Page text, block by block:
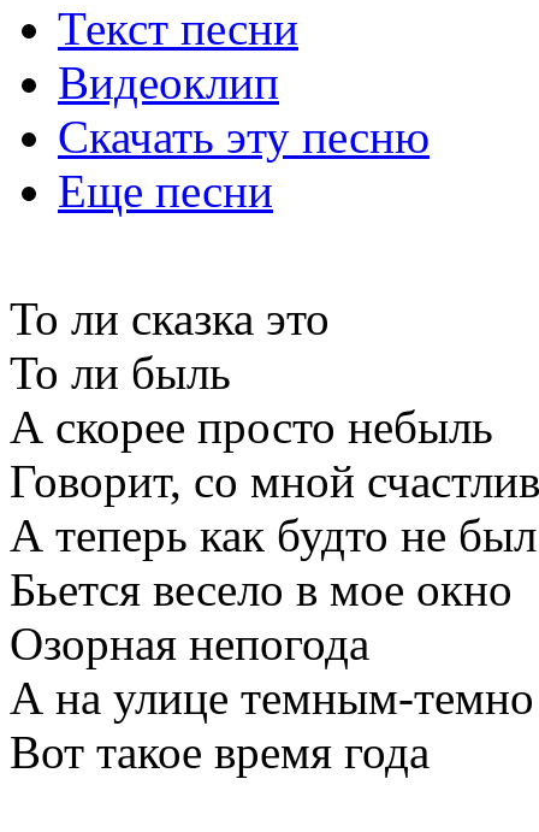
Текст песни
Видеоклип
Скачать эту песню
Еще песни
То ли сказка это
То ли быль
А скорее просто небыль
Говорит, со мной
А теперь как будто не был
Бьется весело в мое окно
Озорная непогода
А на улице темным-темно
Вот такое время года